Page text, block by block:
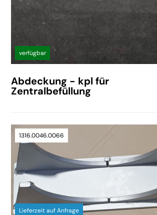
verfügbar
Abdeckung - kpl für
Zentralbefüllung
1316.0046.0066
Lieferzeit auf Anfrage